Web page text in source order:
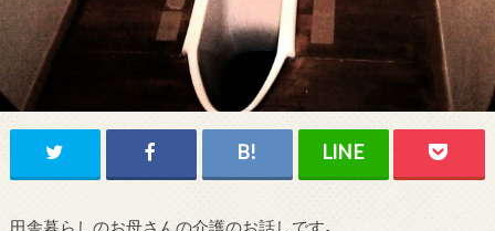
田舎暮らしのお母さんの介護のお話しです｡